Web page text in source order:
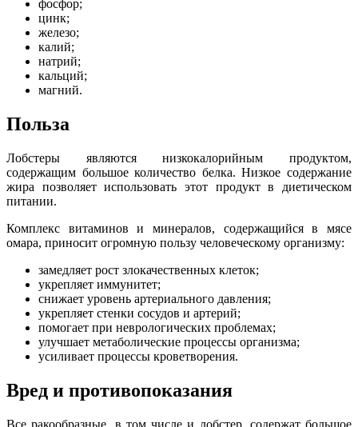
фосфор;
цинк;
железо;
калий;
натрий;
кальций;
магний.
Польза
Лобстеры являются низкокалорийным продуктом,
содержащим большое количество белка. Низкое содержание
жира позволяет использовать этот продукт в диетическом
питании.
Комплекс витаминов и минералов, содержащийся в мясе
омара, приносит огромную пользу человеческому организму:
замедляет рост злокачественных клеток;
укрепляет иммунитет;
снижает уровень артериального давления;
укрепляет стенки сосудов и артерий;
помогает при неврологических проблемах;
улучшает метаболические процессы организма;
усиливает процессы кроветворения.
Вред и противопоказания
Все ракообразные, в том числе и лобстер, содержат большое